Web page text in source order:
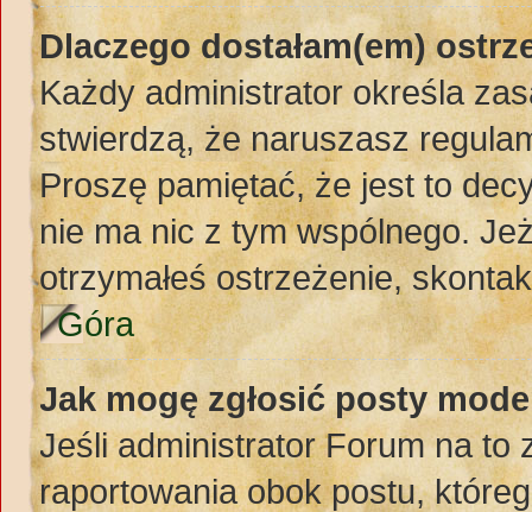
Dlaczego dostałam(em)
Każdy administrator określa
stwierdzą, że naruszasz
Proszę pamiętać, że jest to
nie ma nic z tym wspólnego.
otrzymałeś ostrzeżenie,
Góra
Jak mogę zgłosić posty
Jeśli administrator Forum na to
raportowania obok postu,